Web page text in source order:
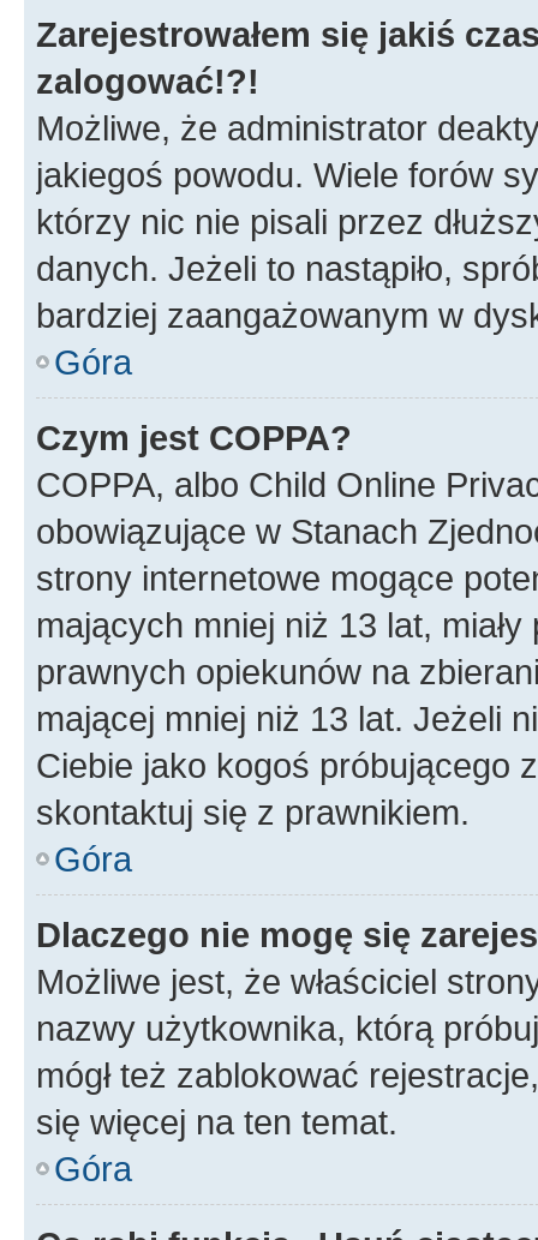
Zarejestrowałem się jakiś
zalogować!?!
Możliwe, że administrator
jakiegoś powodu. Wiele forów
którzy nic nie pisali przez
danych. Jeżeli to nastąpiło,
bardziej zaangażowanym w
Góra
Czym jest COPPA?
COPPA, albo Child Online
obowiązujące w Stanach
strony internetowe mogące
mających mniej niż 13 lat,
prawnych opiekunów na
mającej mniej niż 13 lat. Jeżeli
Ciebie jako kogoś próbującego
skontaktuj się z prawnikiem.
Góra
Dlaczego nie mogę się
Możliwe jest, że właściciel
nazwy użytkownika, którą
mógł też zablokować
się więcej na ten temat.
Góra